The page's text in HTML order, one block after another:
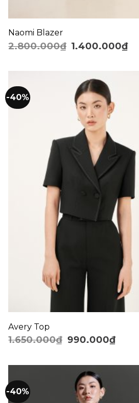
Naomi Blazer
2.800.000₫ 1.400.000₫
-40%
Avery Top
1.650.000₫ 990.000₫
-40%